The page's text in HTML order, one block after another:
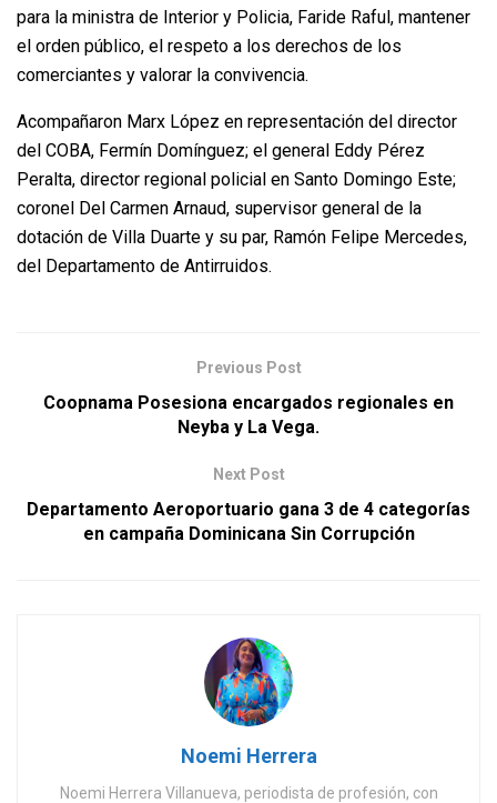
para la ministra de Interior y Policia, Faride Raful, mantener
el orden público, el respeto a los derechos de los
comerciantes y valorar la convivencia.
Acompañaron Marx López en representación del director
del COBA, Fermín Domínguez; el general Eddy Pérez
Peralta, director regional policial en Santo Domingo Este;
coronel Del Carmen Arnaud, supervisor general de la
dotación de Villa Duarte y su par, Ramón Felipe Mercedes,
del Departamento de Antirruidos.
Previous Post
Coopnama Posesiona encargados regionales en
Neyba y La Vega.
Next Post
Departamento Aeroportuario gana 3 de 4 categorías
en campaña Dominicana Sin Corrupción
Noemi Herrera
Noemi Herrera Villanueva, periodista de profesión, con